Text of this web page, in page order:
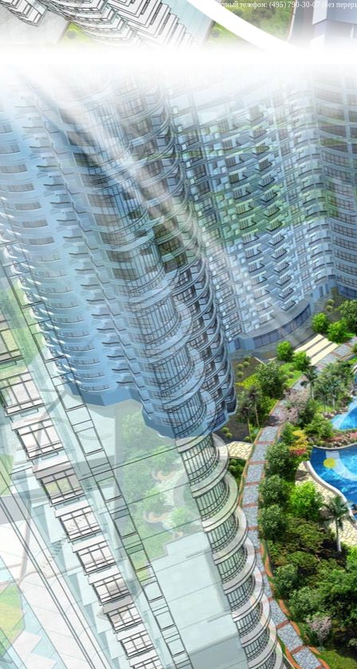
Контактный телефон: (495) 790-30-07 (без